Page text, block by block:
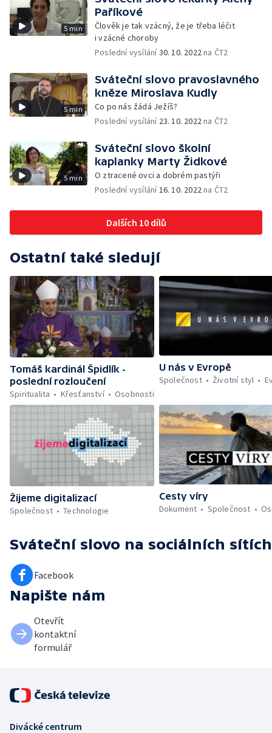
5 min
Paříkové
Člověk je tak vzácný, že je třeba léčit
i vzácné choroby
Poslední vysílání30. 10. 2022na ČT2
5 min
Sváteční slovo pravoslavného
kněze Miroslava Kudly
Co po nás žádá Ježíš?
Poslední vysílání 23. 10. 2022na ČT2
5 min
Sváteční slovo školní
kaplanky Marty Židkové
O ztracené ovci a dobrém pastýři
Poslední vysílání16. 10. 2022na ČT2
Dalších 10 dílů
Ostatní také sledují
Tomáš kardinál Špidlík -
poslední rozloučení
Spiritualita
Křesťanství Osobnosti
U nás v Evropě
Společnost
Životní styl
Žijeme digitalizací
Společnost
Technologie
Cesty víry
Dokument
Společnost
Sváteční slovo na sociálních sítích
Facebook
Napište nám
Otevřít
kontaktní
formulář
Divácké centrum